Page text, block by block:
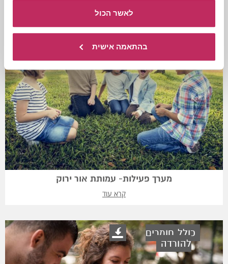
לאשר הכול
בהתאמה אישית
להורדה
מערך פעילות- עמותת אור ירוק
קרא עוד
כולל חומרים
להורדה